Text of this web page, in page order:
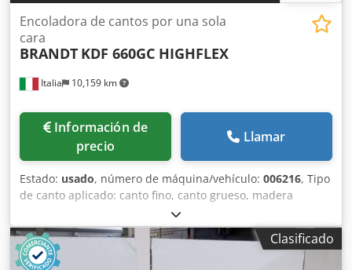
Italia 10,159 km
Encoladora de cantos por una sola
cara
BRANDT KDF 660GC HIGHFLEX
Información de
precio
Llamar
Estado: usado, número de máquina/vehículo: 006216, Tipo
de canto aplicado: canto fino, canto grueso, madera
maciza Sistema de encolado: EVA Dkedpfxey Nk Ahs Akbor
Fresado de unión: sí Unidad multifunción: sí Unidad de
fresado superior: sí Velocidad máxima de avance: 18
m/min
Clasificado